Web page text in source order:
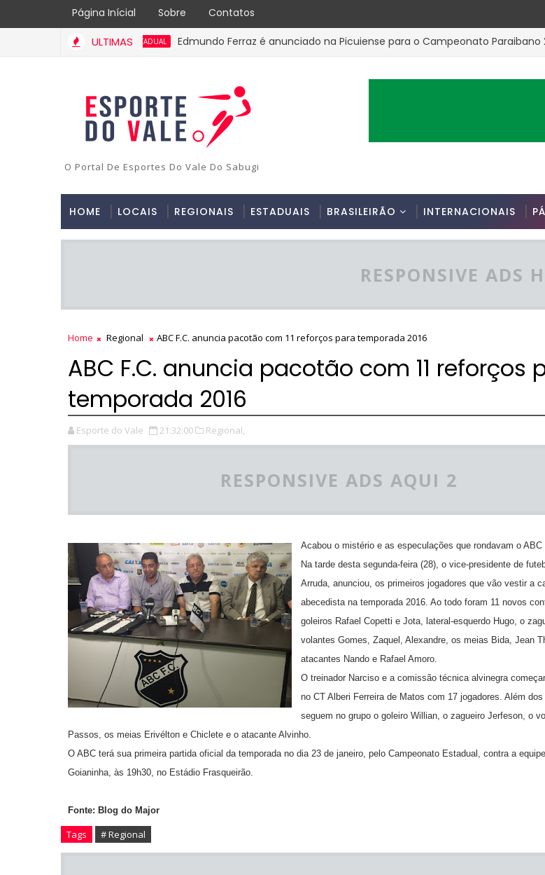
Página Inícial Sobre Contatos
ULTIMAS
ESTADUAL Edmundo Ferraz é anunciado na Picuiense para o Campeonato Paraibano 2ª
O Portal De Esportes Do Vale Do Sabugi
HOME LOCAIS REGIONAIS ESTADUAIS BRASILEIRÃO INTERNACIONAIS
RESPONSIVE ADS
Home Regional ABC F.C. anuncia pacotão com 11 reforços para temporada 2016
ABC F.C. anuncia pacotão com 11 reforços
temporada 2016
Esporte do Vale 21:32:00 Regional,
RESPONSIVE ADS AQUI 2
Acabou o mistério e as especulações que rondavam o ABC
Na tarde desta segunda-feira (28), o vice-presidente de
Arruda, anunciou, os primeiros jogadores que vão vestir a
abecedista na temporada 2016. Ao todo foram 11 novos
goleiros Rafael Copetti e Jota, lateral-esquerdo Hugo, o
volantes Gomes, Zaquel, Alexandre, os meias Bida, Jean
atacantes Nando e Rafael Amoro.
O treinador Narciso e a comissão técnica alvinegra
no CT Alberi Ferreira de Matos com 17 jogadores. Além dos
seguem no grupo o goleiro Willian, o zagueiro Jerfeson, o
Passos, os meias Erivélton e Chiclete e o atacante Alvinho.
O ABC terá sua primeira partida oficial da temporada no dia 23 de janeiro, pelo Campeonato Estadual, contra a
Goianinha, às 19h30, no Estádio Frasqueirão.
Fonte: Blog do Major
Tags # Regional